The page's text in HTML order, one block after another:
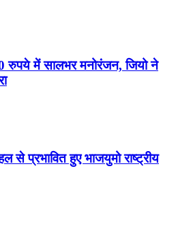
रुपये में सालभर मनोरंजन, जियो ने
प्रभावित हुए भाजयुमो राष्ट्रीय